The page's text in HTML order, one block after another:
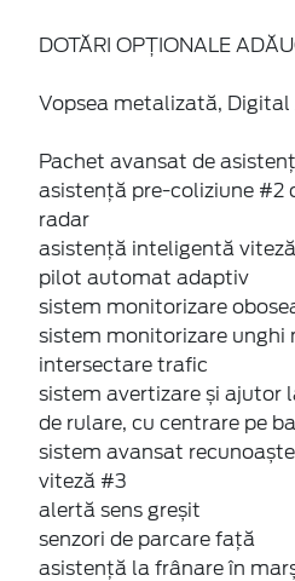
DOTĂRI OPȚIONALE
Vopsea metalizată, Digital
Pachet avansat de
asistență pre-coliziune #2
radar
asistență inteligentă viteză
pilot automat adaptiv
sistem monitorizare
sistem monitorizare unghi
intersectare trafic
sistem avertizare și ajutor
de rulare, cu centrare pe
sistem avansat
viteză #3
alertă sens greșit
senzori de parcare față
asistență la frânare în